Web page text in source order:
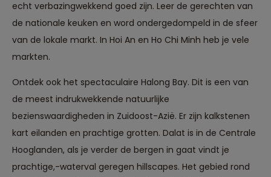
echt verbazingwekkend goed zijn. Leer de gerechten van
de nationale keuken en word ondergedompeld in de sfeer
van de lokale markt. In Hoi An en Ho Chi Minh heb je vele
markten.
Ontdek ook het spectaculaire Halong Bay. Dit is een van
de meest indrukwekkende natuurlijke
bezienswaardigheden in Zuidoost-Azië. Er zijn kalkstenen
kart eilanden en prachtige grotten. Dalat is in de Centrale
Hooglanden, als je verder de bergen in gaat vindt je
prachtige,-waterval geregen hillscapes. Het gebied rond